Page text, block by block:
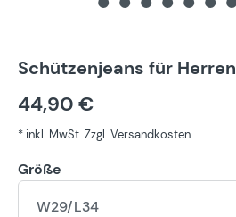
Schützenjeans für Herren
44,90 €
* inkl. MwSt. Zzgl. Versandkosten
Größe
W29/L34